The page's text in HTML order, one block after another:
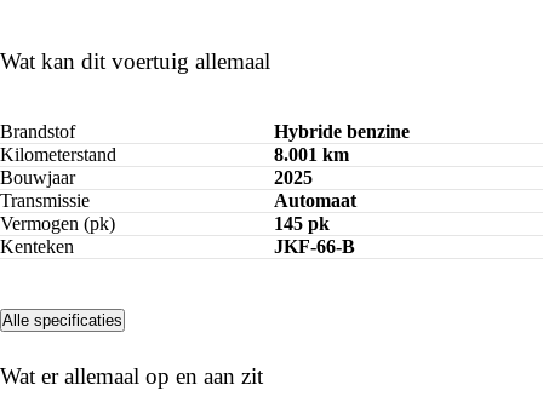
Bereken maandbedrag
Wat kan dit voertuig allemaal
Brandstof
Hybride benzine
Kilometerstand
8.001 km
Bouwjaar
2025
Transmissie
Automaat
Vermogen (pk)
145 pk
Kenteken
JKF-66-B
Alle specificaties
Wat er allemaal op en aan zit